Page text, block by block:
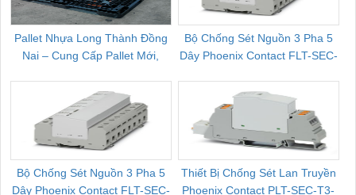
Pallet Nhựa Long Thành Đồng
Nai – Cung Cấp Pallet Mới,
Bộ Chống Sét Nguồn 3 Pha 5
Dây Phoenix Contact FLT-SEC-
Bộ Chống Sét Nguồn 3 Pha 5
Dây Phoenix Contact FLT-SEC-
Thiết Bị Chống Sét Lan Truyền
Phoenix Contact PLT-SEC-T3-